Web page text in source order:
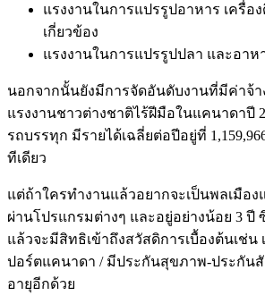
แรงงานในการแปรรูปอาหาร เครื่
เกี่ยวข้อง
แรงงานในการแปรรูปปลา และอาห
นอกจากนั้นยังมีการจัดอันดับงานที่มีค่าจ้า
แรงงานชาวต่างชาติไร้ฝีมือในแคนาดาปี
รถบรรทุก มีรายได้เฉลี่ยต่อปีอยู่ที่
ทีเดียว
แต่ถ้าใครทำงานแล้วอยากจะเป็นพลเมือ
ผ่านโปรแกรมต่างๆ และอยู่อย่างน้อย 3 ปี
แล้วจะมีสิทธิเข้าถึงสวัสดิการเบื้องต้นเช่น
ปอร์ตแคนาดา / มีประกันสุขภาพ-ประกันสั
อายุอีกด้วย